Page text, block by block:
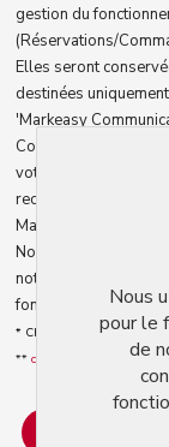
gestion du
(Réservations/
Elles seront
destinées
'Markeasy
Conformément à la
votre droit d'accès
rectifier/détruire en
Markeasy
Nous utilisons des
notre site, pour vous
fonctionnalités
* Champs obligatoires
**conditions générales
Nous
pour le
de